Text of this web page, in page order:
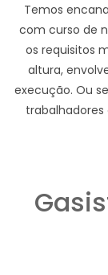
Temos
com curso de
os requisitos
altura,
execução. Ou